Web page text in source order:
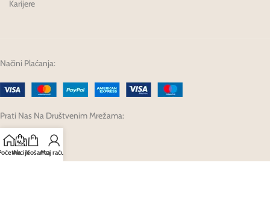
Karijere
Načini Plaćanja:
Prati Nas Na Društvenim Mrežama:
AkcijeKošaricaMoj račun